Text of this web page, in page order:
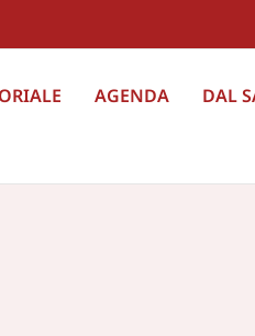
AGENDA DAL